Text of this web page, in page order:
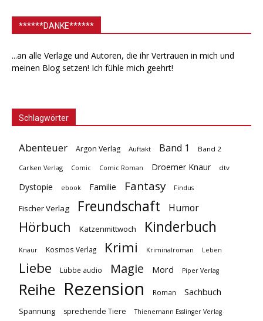
******DANKE******
...an alle Verlage und Autoren, die ihr Vertrauen in mich und
meinen Blog setzen! Ich fühle mich geehrt!
Schlagwörter
Abenteuer Argon Verlag Auftakt Band 1 Band 2
Carlsen Verlag Comic Comic Roman Droemer Knaur dtv
Dystopie ebook Familie Fantasy Findus
Fischer Verlag Freundschaft Humor
Hörbuch Katzenmittwoch Kinderbuch
Knaur Kosmos Verlag Krimi Kriminalroman Leben
Liebe Lübbe audio Magie Mord Piper Verlag
Reihe Rezension Roman Sachbuch
Spannung sprechende Tiere Thienemann Esslinger Verlag